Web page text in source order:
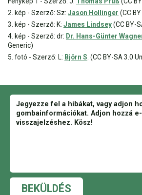
2. kép - Szerző: Sz: Jason Hollinger (CC
3. kép - Szerző: K: James Lindsey(CC BY-
4. kép - Szerző: dr: Dr. Hans-Günter
Generic)
5. fotó - Szerző: L: Björn S . (CC BY-SA 3.0
BEKÜLDÉS